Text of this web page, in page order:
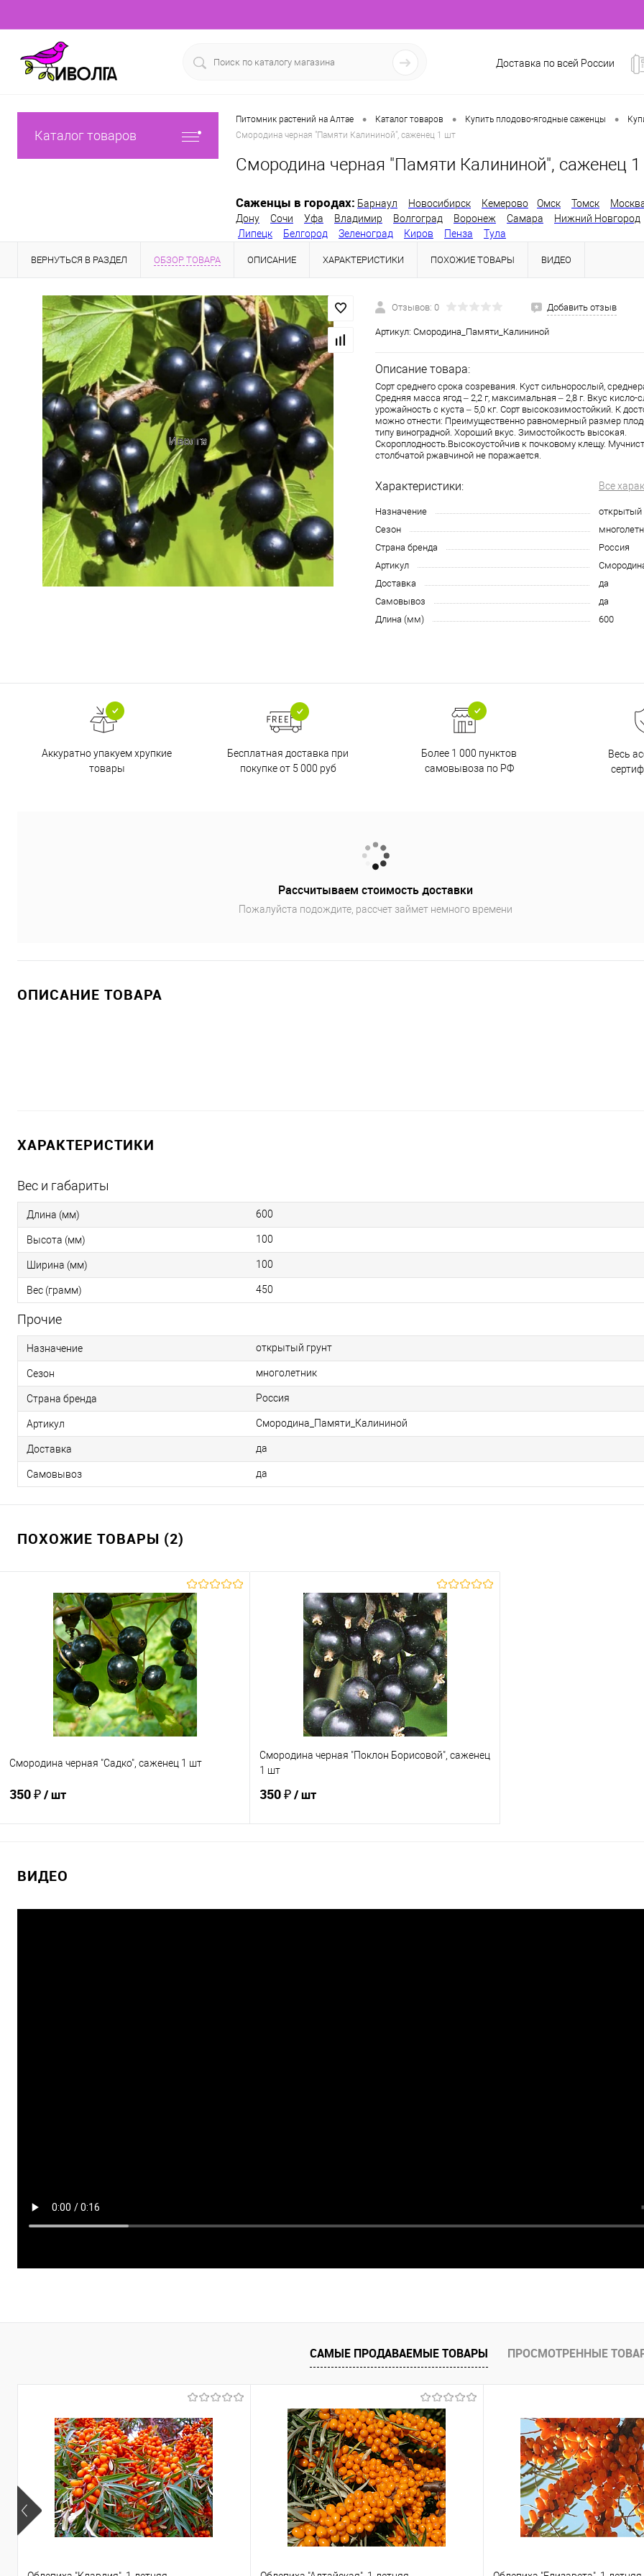
Доставка по всей России
Каталог товаров
Питомник растений на Алтае • Каталог товаров • Купить плодово-ягодные саженцы •
Смородина черная "Памяти Калининой", саженец 1 шт
Смородина черная "Памяти Калининой", саженец
Саженцы в городах: Барнаул Новосибирск Кемерово Омск Томск
Дону
Сочи Уфа Владимир Волгоград Воронеж Самара Нижний Новгород
Липецк
Белгород Зеленоград Киров Пенза Тула
ВЕРНУТЬСЯ В РАЗДЕЛ ОБЗОР ТОВАРА ОПИСАНИЕ ХАРАКТЕРИСТИКИ ПОХОЖИЕ ТОВАРЫ ВИДЕО
Отзывов: 0 Добавить отзыв
Артикул: Смородина_Памяти_Калининой
Описание товара:
Сорт среднего срока созревания. Куст сильнорослый,
Средняя масса ягод – 2,2 г, максимальная – 2,8 г. Вкус кисло-
урожайность с куста – 5,0 кг. Сорт высокозимостойкий. К
можно отнести: Преимущественно равномерный размер
типу виноградной. Хороший вкус. Зимостойкость высокая.
Скороплодность.Высокоустойчив к почковому клещу.
столбчатой ржавчиной не поражается.
Характеристики: Все
Назначение
открытый
Сезон
Страна бренда
Россия
Артикул
Доставка
да
Самовывоз
да
Длина (мм)
600
Аккуратно упакуем хрупкие
товары
Бесплатная доставка при
покупке от 5 000 руб
Более 1 000 пунктов
самовывоза по РФ
Весь
Рассчитываем стоимость доставки
Пожалуйста подождите, рассчет займет немного времени
ОПИСАНИЕ ТОВАРА
ХАРАКТЕРИСТИКИ
Вес и габариты
Длина (мм) 600
Высота (мм) 100
Ширина (мм) 100
Вес (грамм) 450
Прочие
Назначение открытый грунт
Сезон многолетник
Страна бренда Россия
Артикул Смородина_Памяти_Калининой
Доставка да
Самовывоз да
ПОХОЖИЕ ТОВАРЫ (2)
Смородина черная "Садко", саженец 1 шт
350 ₽/ шт
Смородина черная "Поклон Борисовой", саженец
1 шт
350 ₽/ шт
ВИДЕО
САМЫЕ ПРОДАВАЕМЫЕ ТОВАРЫ ПРОСМОТРЕННЫЕ